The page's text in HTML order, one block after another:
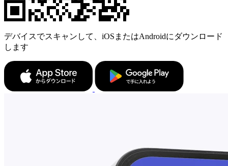
デバイスでスキャンして、iOSまたはAndroidにダウンロード
します